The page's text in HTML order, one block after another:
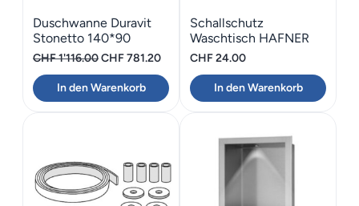
Duschwanne Duravit
Stonetto 140*90
CHF1'116.00Ursprünglicher
Preis
war:
CHF781.20Aktueller
Preis
ist:
In den Warenkorb
Schallschutz
Waschtisch HAFNER
Gummiband 80
CHF24.00
In den Warenkorb